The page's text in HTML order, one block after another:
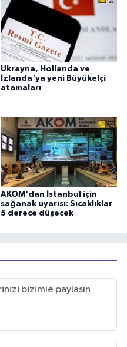
Ukrayna, Hollanda ve
İzlanda'ya yeni Büyükelçi
atamaları
AKOM'dan İstanbul için
sağanak uyarısı: Sıcaklıklar
5 derece düşecek